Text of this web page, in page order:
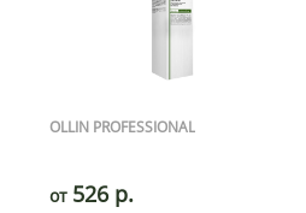
OLLIN PROFESSIONAL
от 526 р.